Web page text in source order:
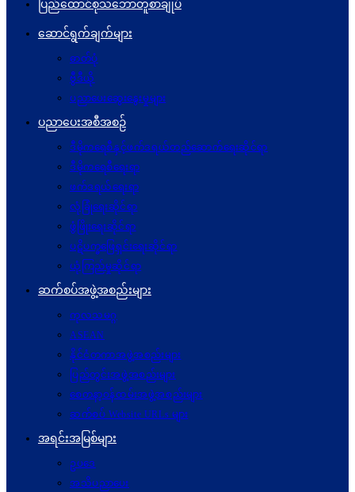
ပြည်ထောင်စုသဘောတူစာချုပ်
ဆောင်ရွက်ချက်များ
ဓာတ်ပုံ
ဗွီဒီယို
ပညာပေးဆွေးနွေးမှုများ
ပညာပေးအစီအစဉ်
ဒီမိုကရေစီနှင့်ဖက်ဒရယ်တည်ဆောက်ရေးဆိုင်ရာ
ဒီမိုကရေစီရေးရာ
ဖက်ဒရယ်ရေးရာ
လုံခြုံရေးဆိုင်ရာ
ဖွံဖြိုးရေးဆိုင်ရာ
ပဋိပက္ခ‌ဖြေရှင်းရေးဆိုင်ရာ
ယုံကြည်မှုဆိုင်ရာ
ဆက်စပ်အဖွဲ့အစည်းများ
ကုလသမဂ္ဂ
ASEAN
နိုင်ငံတကာအဖွဲ့အစည်းများ
ပြည်တွင်းအဖွဲ့အစည်းများ
စေတနာ့ဝန်ထမ်းအဖွဲ့အစည်းများ
ဆက်စပ် Website URLs များ
အရင်းအမြစ်များ
ဥပဒေ
အသိပညာပေး